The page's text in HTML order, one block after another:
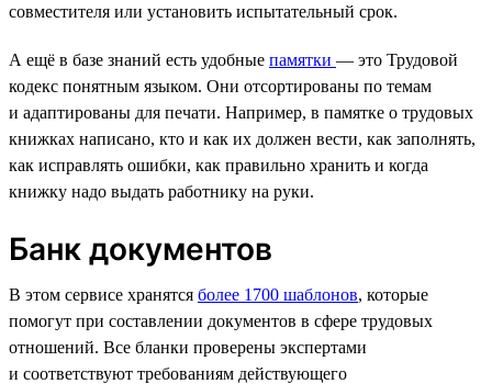
совместителя или установить испытательный срок.
А ещё в базе знаний есть удобные памятки — это Трудовой
кодекс понятным языком. Они отсортированы по темам
и адаптированы для печати. Например, в памятке о трудовых
книжках написано, кто и как их должен вести, как заполнять,
как исправлять ошибки, как правильно хранить и когда
книжку надо выдать работнику на руки.
Банк документов
В этом сервисе хранятся более 1700 шаблонов, которые
помогут при составлении документов в сфере трудовых
отношений. Все бланки проверены экспертами
и соответствуют требованиям действующего